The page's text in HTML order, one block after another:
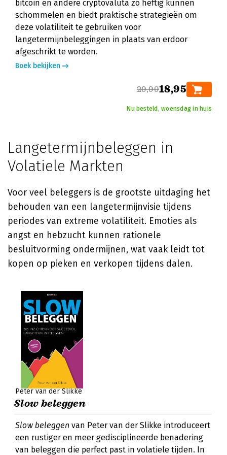
bitcoin en andere cryptovaluta zo heftig kunnen
schommelen en biedt praktische strategieën om
deze volatiliteit te gebruiken voor
langetermijnbeleggingen in plaats van erdoor
afgeschrikt te worden.
Boek bekijken
29,9918,95
Nu besteld, woensdag in huis
Langetermijnbeleggen in
Volatiele Markten
Voor veel beleggers is de grootste uitdaging het
behouden van een langetermijnvisie tijdens
periodes van extreme volatiliteit. Emoties als
angst en hebzucht kunnen rationele
besluitvorming ondermijnen, wat vaak leidt tot
kopen op pieken en verkopen tijdens dalen.
Peter van der Slikke
Slow beleggen
Slow beleggen van Peter van der Slikke introduceert
een rustiger en meer gedisciplineerde benadering
van beleggen die perfect past in volatiele tijden. In